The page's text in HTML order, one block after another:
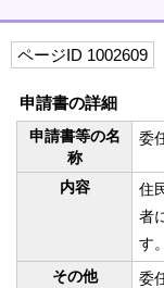
ページID 1002609
申請書の詳細
申請書等の名
称
委
内容
住
者
す。
その他
委